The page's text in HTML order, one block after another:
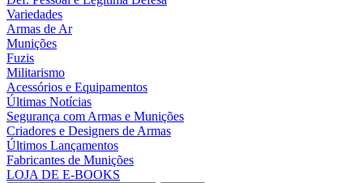
Variedades
Armas de Ar
Munições
Fuzis
Militarismo
Acessórios e Equipamentos
Últimas Notícias
Segurança com Armas e Munições
Criadores e Designers de Armas
Últimos Lançamentos
Fabricantes de Munições
LOJA DE E-BOOKS